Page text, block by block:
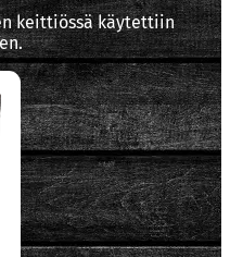
keittiössä käytettiin